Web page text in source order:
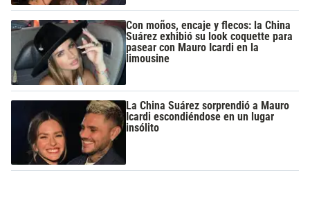
Con moños, encaje y flecos: la China
Suárez exhibió su look coquette para
pasear con Mauro Icardi en la
limousine
La China Suárez sorprendió a Mauro
Icardi escondiéndose en un lugar
insólito